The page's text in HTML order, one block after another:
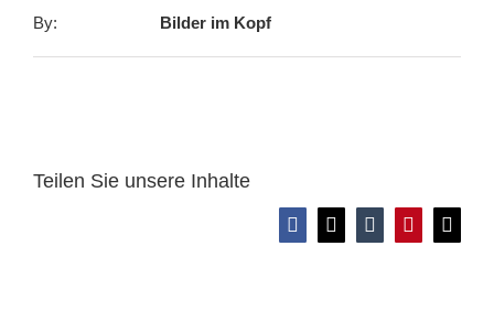
By: Bilder im Kopf
Teilen Sie unsere Inhalte
Facebook
X TumblrPinterest
E-